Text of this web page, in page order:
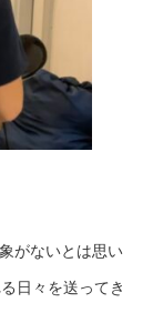
がないとは思い
日々を送ってき